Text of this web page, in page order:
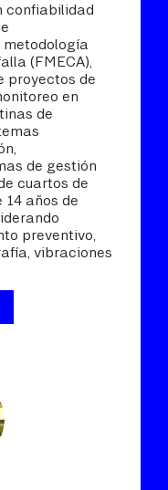
confiabilidad
(FMECA),
proyectos de
en
de
de gestión
cuartos de
14 años de
preventivo,
vibraciones